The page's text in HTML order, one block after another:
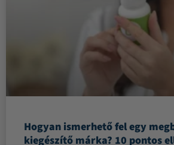
Hogyan ismerhető fel egy
kiegészítő márka? 10 pontos